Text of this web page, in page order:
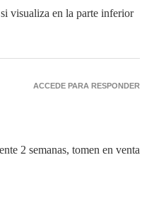
visualiza en la parte inferior
2 semanas, tomen en venta
ACCEDE PARA RESPONDER